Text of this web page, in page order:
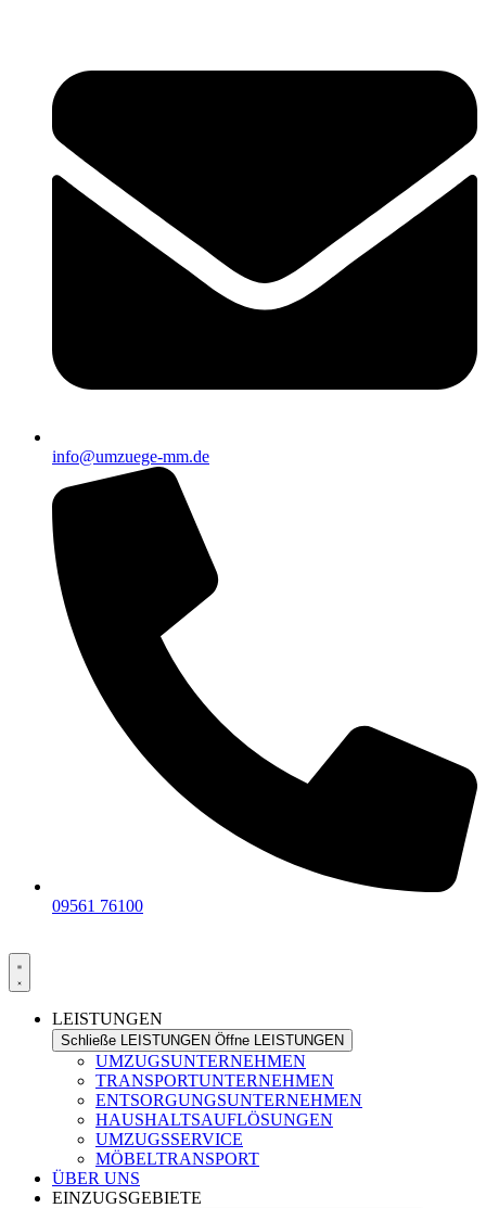
info@umzuege-mm.de
09561 76100
LEISTUNGEN
Schließe LEISTUNGEN Öffne LEISTUNGEN
UMZUGSUNTERNEHMEN
TRANSPORTUNTERNEHMEN
ENTSORGUNGSUNTERNEHMEN
HAUSHALTSAUFLÖSUNGEN
UMZUGSSERVICE
MÖBELTRANSPORT
ÜBER UNS
EINZUGSGEBIETE